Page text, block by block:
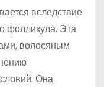
вследствие
фолликула. Эта
волосяным
Она